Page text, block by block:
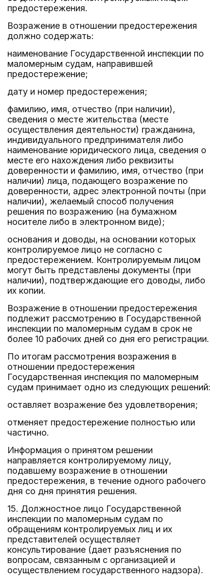
предостережения.
Возражение в отношении предостережения
должно содержать:
наименование Государственной инспекции по
маломерным судам, направившей
предостережение;
дату и номер предостережения;
фамилию, имя, отчество (при наличии),
сведения о месте жительства (месте
осуществления деятельности) гражданина,
индивидуального предпринимателя либо
наименование юридического лица, сведения о
месте его нахождения либо реквизиты
доверенности и фамилию, имя, отчество (при
наличии) лица, подающего возражение по
доверенности, адрес электронной почты (при
наличии), желаемый способ получения
решения по возражению (на бумажном
носителе либо в электронном виде);
основания и доводы, на основании которых
контролируемое лицо не согласно с
предостережением. Контролируемым лицом
могут быть представлены документы (при
наличии), подтверждающие его доводы, либо
их копии.
Возражение в отношении предостережения
подлежит рассмотрению в Государственной
инспекции по маломерным судам в срок не
более 10 рабочих дней со дня его регистрации.
По итогам рассмотрения возражения в
отношении предостережения
Государственная инспекция по маломерным
судам принимает одно из следующих решений:
оставляет возражение без удовлетворения;
отменяет предостережение полностью или
частично.
Информация о принятом решении
направляется контролируемому лицу,
подавшему возражение в отношении
предостережения, в течение одного рабочего
дня со дня принятия решения.
15. Должностное лицо Государственной
инспекции по маломерным судам по
обращениям контролируемых лиц и их
представителей осуществляет
консультирование (дает разъяснения по
вопросам, связанным с организацией и
осуществлением государственного надзора).